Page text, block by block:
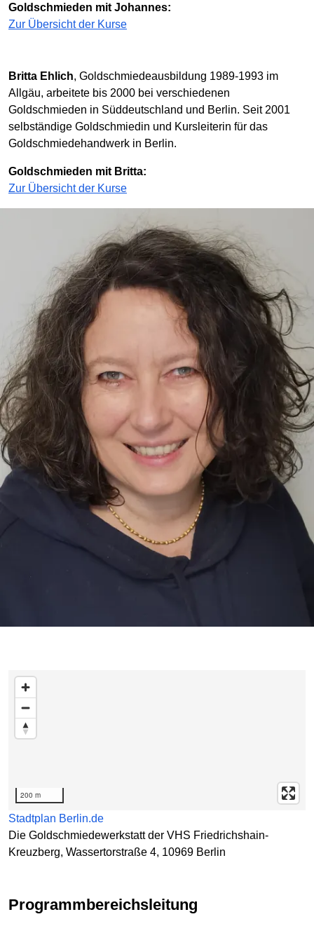
Goldschmieden mit Johannes:
Zur Übersicht der Kurse
Britta Ehlich, Goldschmiedeausbildung 1989-1993 im
Allgäu, arbeitete bis 2000 bei verschiedenen
Goldschmieden in Süddeutschland und Berlin. Seit 2001
selbständige Goldschmiedin und Kursleiterin für das
Goldschmiedehandwerk in Berlin.
Goldschmieden mit Britta:
Zur Übersicht der Kurse
Karte überspringen
200 m
Stadtplan Berlin.de
Die Goldschmiedewerkstatt der VHS Friedrichshain-
Kreuzberg, Wassertorstraße 4, 10969 Berlin
Programmbereichsleitung